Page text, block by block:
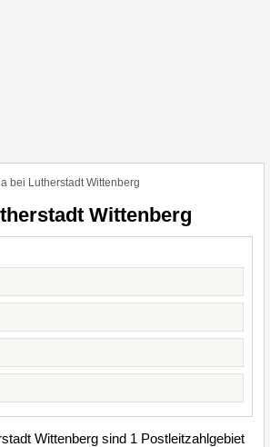
bei Lutherstadt Wittenberg
Wittenberg
Wittenberg sind 1 Postleitzahlgebiet